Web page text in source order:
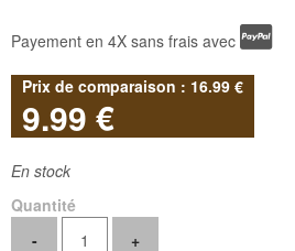
Payement en 4X sans frais avec
16.99 €
9.99 €
En stock
Quantité